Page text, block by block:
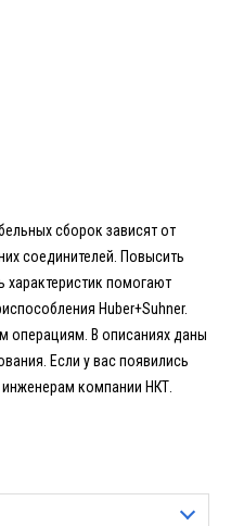
сборок зависят от
соединителей. Повысить
помогают
Huber+Suhner.
операциям. В описаниях даны
Если у вас появились
компании НКТ.